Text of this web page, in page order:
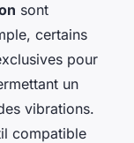
sont
certains
pour
un
vibrations.
compatible